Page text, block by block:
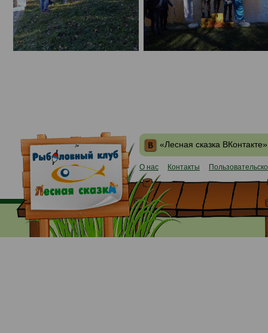
«Лесная сказка ВКонтакте»
О нас Контакты